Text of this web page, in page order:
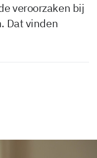
veroorzaken bij
Dat vinden